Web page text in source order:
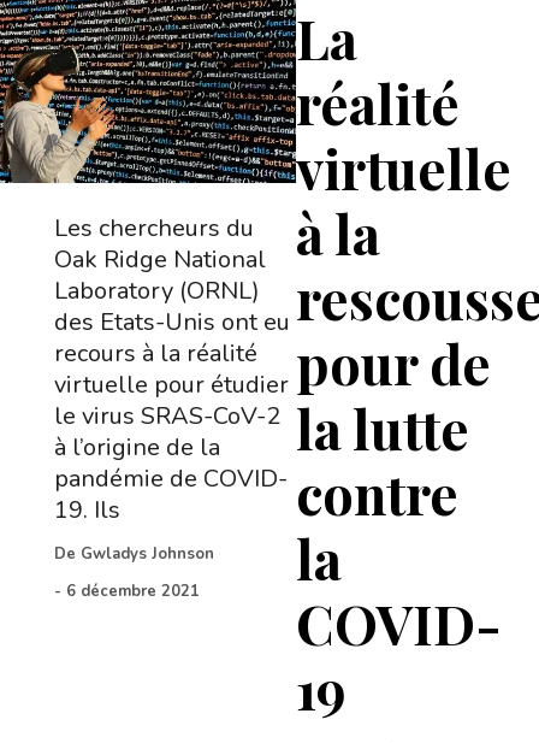
La
réalité
virtuelle
à la
pour de
la lutte
contre
la
COVID-
19
Les chercheurs du
Oak Ridge National
Laboratory (ORNL)
des Etats-Unis ont eu
recours à la réalité
virtuelle pour étudier
le virus SRAS-CoV-2
à l’origine de la
pandémie de COVID-
19. Ils
De Gwladys Johnson
- 6 décembre 2021